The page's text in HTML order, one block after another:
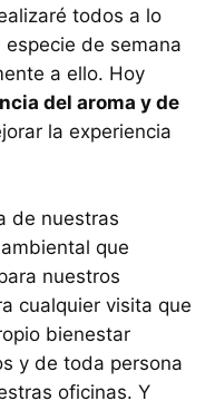
todos a lo
de semana
a ello. Hoy
del aroma y de
la experiencia
de nuestras
que
nuestros
cualquier visita que
bienestar
y de toda persona
oficinas. Y